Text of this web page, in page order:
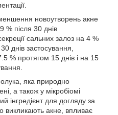
новоутворень акне
% після 30 днів
сальних залоз на 4 %
днів застосування,
% протягом 15 днів і на 15
яка природно
а також у мікробіомі
інгредієнт для догляду за
викликають акне, впливає